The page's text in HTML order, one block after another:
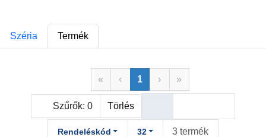
Széria Termék
« ‹ 1 › »
Szűrők:0 Törlés
Rendeléskód 32 3 termék